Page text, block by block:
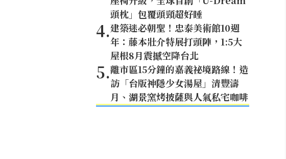
頭枕」包覆頭頸超好睡
4.建築迷必朝聖！忠泰美術館10週
年：藤本壯介特展打頭陣，1:5大
屋根8月震撼空降台北
5.離市區15分鐘的嘉義祕境路線！造
訪「台版神隱少女湯屋」清豐濤
月、湖景窯烤披薩與人氣私宅咖啡